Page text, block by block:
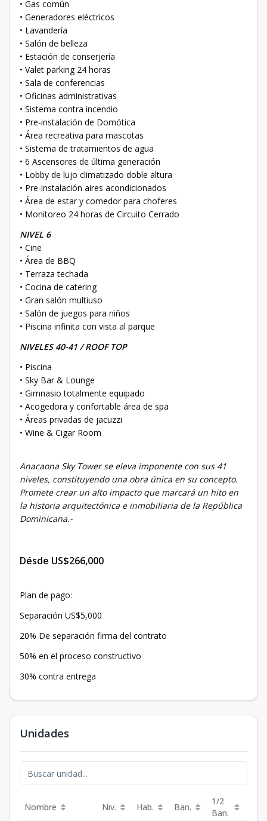
• Gas común
• Generadores eléctricos
• Lavandería
• Salón de belleza
• Estación de conserjería
• Valet parking 24 horas
• Sala de conferencias
• Oficinas administrativas
• Sistema contra incendio
• Pre-instalación de Domótica
• Área recreativa para mascotas
• Sistema de tratamientos de agua
• 6 Ascensores de última generación
• Lobby de lujo climatizado doble altura
• Pre-instalación aires acondicionados
• Área de estar y comedor para choferes
• Monitoreo 24 horas de Circuito Cerrado
NIVEL 6
• Cine
• Área de BBQ
• Terraza techada
• Cocina de catering
• Gran salón multiuso
• Salón de juegos para niños
• Piscina infinita con vista al parque
NIVELES 40-41 / ROOF TOP
• Piscina
• Sky Bar & Lounge
• Gimnasio totalmente equipado
• Acogedora y confortable área de spa
• Áreas privadas de jacuzzi
• Wine & Cigar Room
Anacaona Sky Tower se eleva imponente con sus 41
niveles, constituyendo una obra única en su concepto.
Promete crear un alto impacto que marcará un hito en
la historia arquitectónica e inmobiliaria de la República
Dominicana.-
Désde US$266,000
Plan de pago:
Separación US$5,000
20% De separación firma del contrato
50% en el proceso constructivo
30% contra entrega
Unidades
Nombre Niv. Hab. Ban.
1/2
Ban.